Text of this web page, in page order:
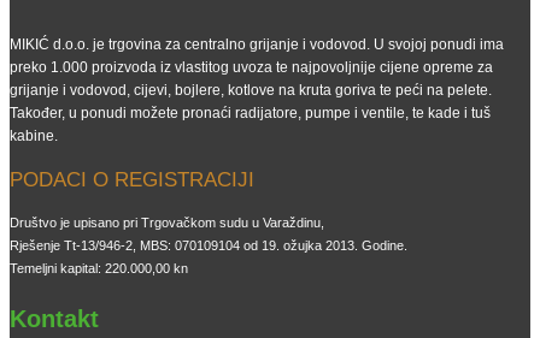
MIKIĆ d.o.o. je trgovina za centralno grijanje i vodovod. U svojoj ponudi ima
preko 1.000 proizvoda iz vlastitog uvoza te najpovoljnije cijene opreme za
grijanje i vodovod, cijevi, bojlere, kotlove na kruta goriva te peći na pelete.
Također, u ponudi možete pronaći radijatore, pumpe i ventile, te kade i tuš
kabine.
PODACI O REGISTRACIJI
Društvo je upisano pri Trgovačkom sudu u Varaždinu,
Rješenje Tt-13/946-2, MBS: 070109104 od 19. ožujka 2013. Godine.
Temeljni kapital: 220.000,00 kn
Kontakt